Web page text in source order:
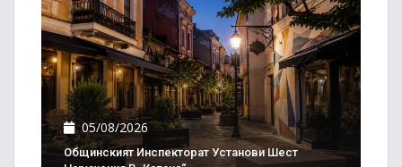
05/08/2026
Общинският Инспекторат Установи Шест